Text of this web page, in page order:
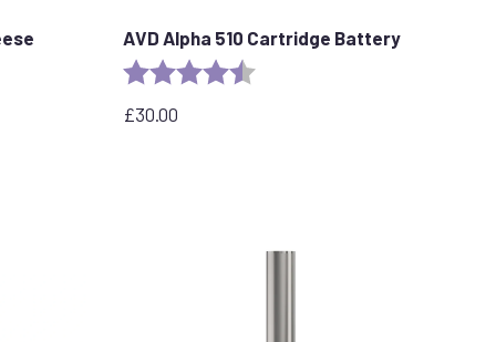
AVD Alpha 510 Cartridge Battery
Rating:
£30.00